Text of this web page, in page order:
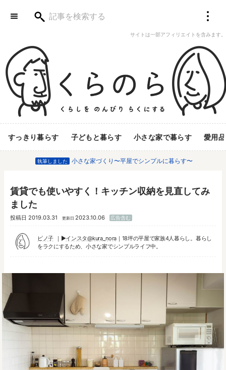
サイトは一部アフィリエイトを含みます。
すっきり暮らす 子どもと暮らす 小さな家で暮らす 愛用品
執筆しました 小さな家づくり〜平屋でシンプルに暮らす〜
賃貸でも使いやすく！キッチン収納を見直してみ
ました
投稿日 2019.03.31 更新日 2023.10.06 広告含む
ピノ子 ▶︎インスタ@kura_nora｜18坪の平屋で家族4人暮らし。暮らし
をラクにするため、小さな家でシンプルライフ中。